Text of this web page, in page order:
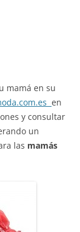
mamá en su
en
y consultar
un
las mamás